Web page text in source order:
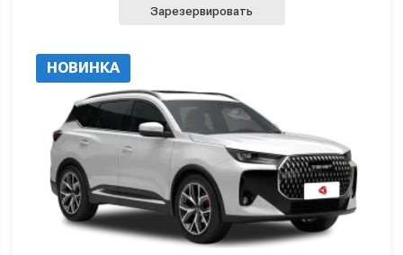
Зарезервировать
НОВИНКА